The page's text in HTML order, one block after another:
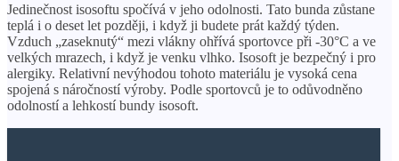
Jedinečnost isosoftu spočívá v jeho odolnosti. Tato bunda zůstane
teplá i o deset let později, i když ji budete prát každý týden.
Vzduch „zaseknutý“ mezi vlákny ohřívá sportovce při -30°C a ve
velkých mrazech, i když je venku vlhko. Isosoft je bezpečný i pro
alergiky. Relativní nevýhodou tohoto materiálu je vysoká cena
spojená s náročností výroby. Podle sportovců je to odůvodněno
odolností a lehkostí bundy isosoft.